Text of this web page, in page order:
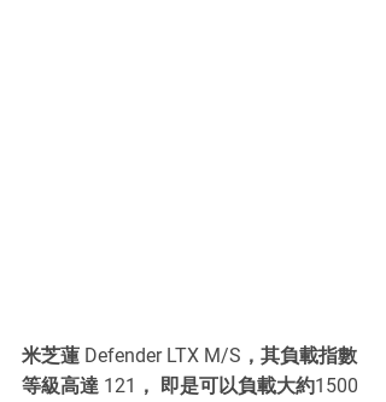
米芝蓮 Defender LTX M/S，其負載指數
等級高達 121， 即是可以負載大約1500